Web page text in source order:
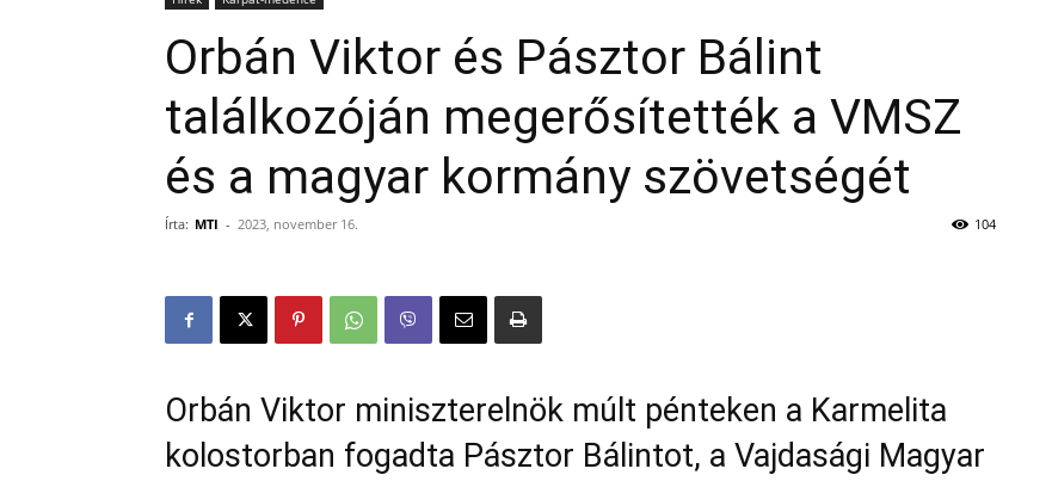
Orbán Viktor és Pásztor Bálint
találkozóján megerősítették a VMSZ
és a magyar kormány szövetségét
Írta: MTI - 2023, november 16. 104
Orbán Viktor miniszterelnök múlt pénteken a Karmelita
kolostorban fogadta Pásztor Bálintot, a Vajdasági Magyar